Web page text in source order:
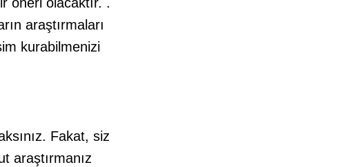
araştırmaları
kurabilmenizi
Fakat, siz
araştırmanız